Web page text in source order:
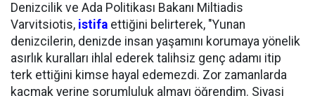
Denizcilik ve Ada Politikası Bakanı Miltiadis
Varvitsiotis, istifa ettiğini belirterek, "Yunan
denizcilerin, denizde insan yaşamını korumaya yönelik
asırlık kuralları ihlal ederek talihsiz genç adamı itip
terk ettiğini kimse hayal edemezdi. Zor zamanlarda
kaçmak yerine sorumluluk almayı öğrendim. Siyasi